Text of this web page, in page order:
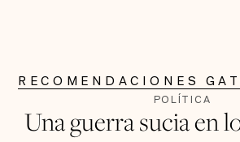
RECOMENDACIONES
POLÍTICA
Una guerra sucia en